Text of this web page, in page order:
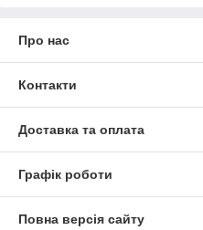
Про нас
Контакти
Доставка та оплата
Графік роботи
Повна версія сайту